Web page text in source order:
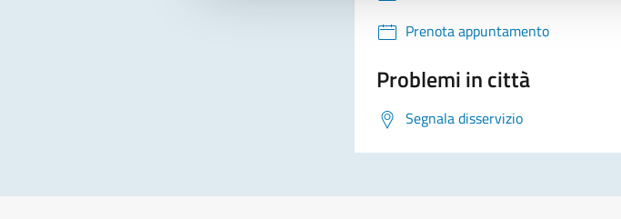
Prenota appuntamento
Problemi in città
Segnala disservizio